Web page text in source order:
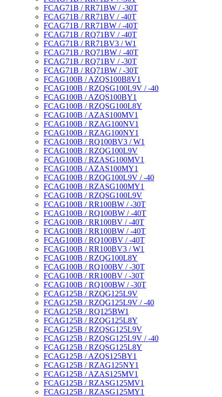
FCAG71B / RR71BW / -30T
FCAG71B / RR71BV / -40T
FCAG71B / RR71BW / -40T
FCAG71B / RQ71BV / -40T
FCAG71B / RR71BV3 / W1
FCAG71B / RQ71BW / -40T
FCAG71B / RQ71BV / -30T
FCAG71B / RQ71BW / -30T
FCAG100B / AZQS100B8V1
FCAG100B / RZQSG100L9V / -40
FCAG100B / AZQS100BY1
FCAG100B / RZQSG100L8Y
FCAG100B / AZAS100MV1
FCAG100B / RZAG100NV1
FCAG100B / RZAG100NY1
FCAG100B / RQ100BV3 / W1
FCAG100B / RZQG100L9V
FCAG100B / RZASG100MV1
FCAG100B / AZAS100MY1
FCAG100B / RZQG100L9V / -40
FCAG100B / RZASG100MY1
FCAG100B / RZQSG100L9V
FCAG100B / RR100BW / -30T
FCAG100B / RQ100BW / -40T
FCAG100B / RR100BV / -40T
FCAG100B / RR100BW / -40T
FCAG100B / RQ100BV / -40T
FCAG100B / RR100BV3 / W1
FCAG100B / RZQG100L8Y
FCAG100B / RQ100BV / -30T
FCAG100B / RR100BV / -30T
FCAG100B / RQ100BW / -30T
FCAG125B / RZQG125L9V
FCAG125B / RZQG125L9V / -40
FCAG125B / RQ125BW1
FCAG125B / RZQG125L8Y
FCAG125B / RZQSG125L9V
FCAG125B / RZQSG125L9V / -40
FCAG125B / RZQSG125L8Y
FCAG125B / AZQS125BY1
FCAG125B / RZAG125NY1
FCAG125B / AZAS125MV1
FCAG125B / RZASG125MV1
FCAG125B / RZASG125MY1